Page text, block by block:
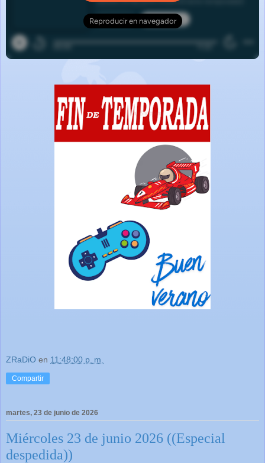
ZRaDiO en 11:48:00 p. m.
Compartir
martes, 23 de junio de 2026
Miércoles 23 de junio 2026 ((Especial
despedida))